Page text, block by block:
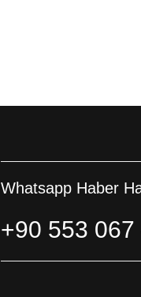
Whatsapp Haber
+90 553 067